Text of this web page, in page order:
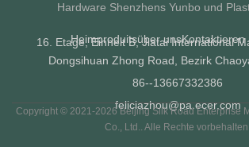
Hardware Shenzhens Yunbo und
Heimproduitsüber unsKontaktieren
16. Etage, Einheit B, Jiatai International
Dongsihuan Zhong Road, Bezirk
86--13667332386
feliciazhou@pa.ecer.com
Copyright © 2021-2026 Beijing Silk Road Enterprise
Co., Ltd.. Alle Rechte vorbehalten.